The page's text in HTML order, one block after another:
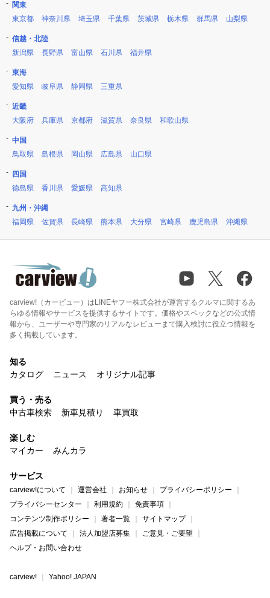
関東
東京都
神奈川県 埼玉県 千葉県 茨城県 栃木県 群馬県 山梨県
信越・北陸
新潟県
長野県 富山県 石川県 福井県
東海
愛知県
岐阜県 静岡県 三重県
近畿
大阪府
兵庫県 京都府 滋賀県 奈良県 和歌山県
中国
鳥取県
島根県 岡山県 広島県 山口県
四国
徳島県
香川県 愛媛県 高知県
九州・沖縄
福岡県
佐賀県 長崎県 熊本県 大分県 宮崎県 鹿児島県 沖縄県
carview!（カービュー）はLINEヤフー株式会社が運営するクルマに関するあ
らゆる情報やサービスを提供するサイトです。価格やスペックなどの公式情
報から、ユーザーや専門家のリアルなレビューまで購入検討に役立つ情報を
多く掲載しています。
知る
カタログ
ニュース オリジナル記事
買う・売る
中古車検索
新車見積り 車買取
楽しむ
マイカー
みんカラ
サービス
carview!について 運営会社 お知らせ
プライバシーポリシー
プライバシーセンター
利用規約
免責事項
コンテンツ制作ポリシー
著者一覧
サイトマップ
広告掲載について
法人加盟店募集
ご意見・ご要望
ヘルプ・お問い合わせ
carview! Yahoo! JAPAN